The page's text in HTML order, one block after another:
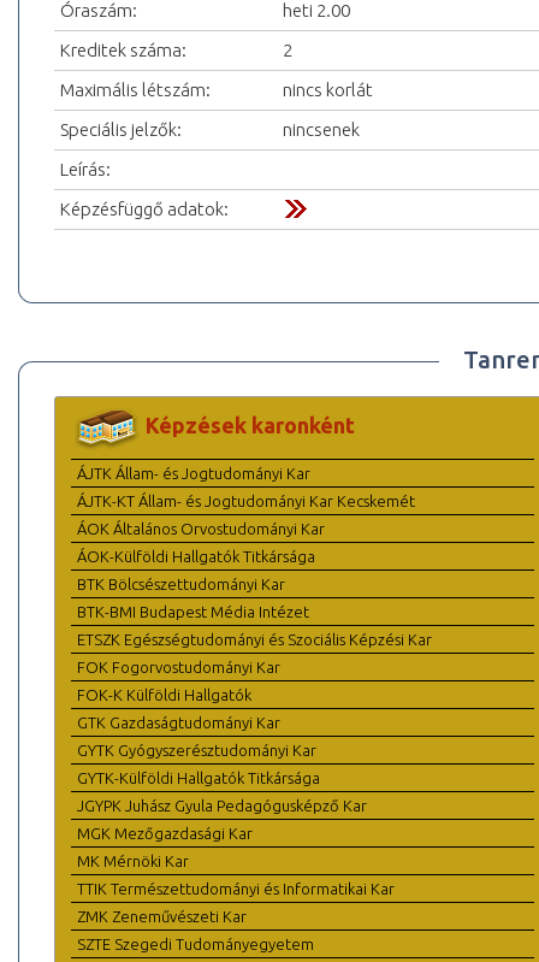
Óraszám:
heti 2.00
Kreditek száma:
2
Maximális létszám:
nincs korlát
Speciális jelzők:
nincsenek
Leírás:
Képzésfüggő adatok:
Képzések karonként
ÁJTK Állam- és Jogtudományi Kar
ÁJTK-KT Állam- és Jogtudományi Kar Kecskemét
ÁOK Általános Orvostudományi Kar
ÁOK-Külföldi Hallgatók Titkársága
BTK Bölcsészettudományi Kar
BTK-BMI Budapest Média Intézet
ETSZK Egészségtudományi és Szociális Képzési Kar
FOK Fogorvostudományi Kar
FOK-K Külföldi Hallgatók
GTK Gazdaságtudományi Kar
GYTK Gyógyszerésztudományi Kar
GYTK-Külföldi Hallgatók Titkársága
JGYPK Juhász Gyula Pedagógusképző Kar
MGK Mezőgazdasági Kar
MK Mérnöki Kar
TTIK Természettudományi és Informatikai Kar
ZMK Zeneművészeti Kar
SZTE Szegedi Tudományegyetem